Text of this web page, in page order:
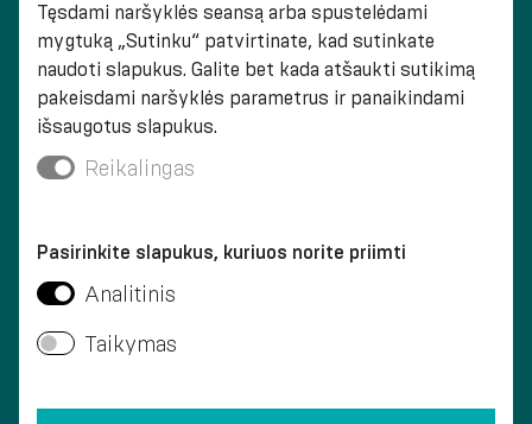
PRISTATYMAS VISAME PASAULYJE
Tęsdami naršyklės seansą arba spustelėdami
mygtuką „Sutinku“ patvirtinate, kad sutinkate
naudoti slapukus. Galite bet kada atšaukti sutikimą
pakeisdami naršyklės parametrus ir panaikindami
išsaugotus slapukus.
Reikalingas
Pasirinkite slapukus, kuriuos norite priimti
Analitinis
Taikymas